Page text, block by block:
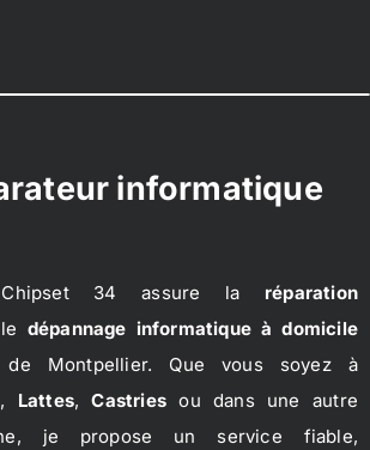
informatique
Chipset 34 assure la réparation
dépannage informatique à domicile
Montpellier. Que vous soyez à
, Lattes,Castries ou dans une autre
je propose un service fiable,